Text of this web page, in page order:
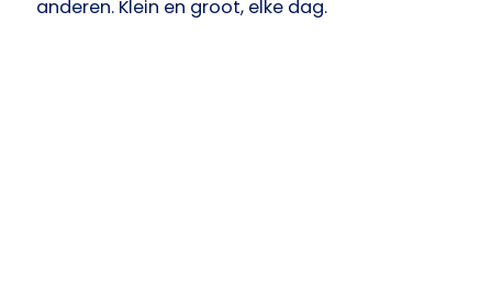
anderen. Klein en groot, elke dag.